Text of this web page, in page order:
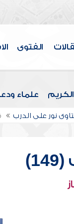
الفتوى
الكريم علماء
نور على الدرب